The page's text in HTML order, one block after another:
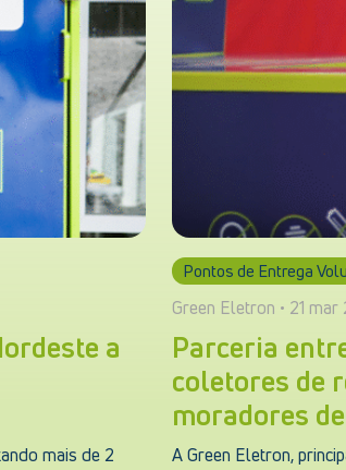
a
mais de 2
Pontos de Entrega
Green Eletron • 21 mar
Parceria
coletores de
moradores
A Green Eletron,